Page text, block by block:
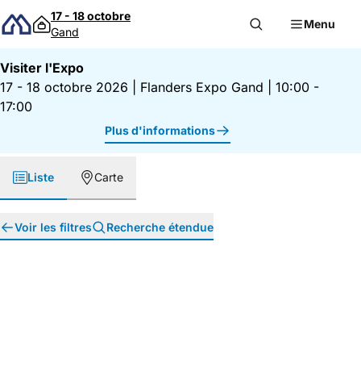
Passer au contenu
17 - 18 octobre
Gand
Menu
Visiter l'Expo
17 - 18 octobre 2026
Flanders Expo Gand
10:00 -
17:00
Plus d'informations
Liste Carte
Voir les filtres Recherche étendue